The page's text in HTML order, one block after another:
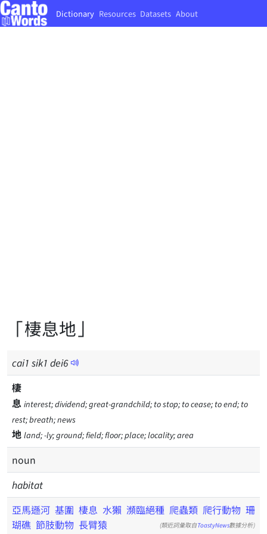
Dictionary Resources Datasets About
「棲息地」
cai1 sik1 dei6
棲
息 interest; dividend; great-grandchild; to stop; to cease; to end; to
rest; breath; news
地 land; -ly; ground; field; floor; place; locality; area
noun
habitat
亞馬遜河 基圍 棲息 水獺 瀕臨絕種 爬蟲類 爬行動物 珊
瑚礁 節肢動物 長臂猿 (類近詞彙取自ToastyNews數據分析)